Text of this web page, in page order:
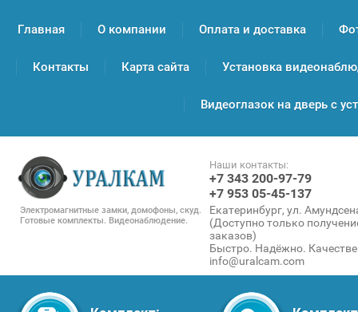
Главная О компании Оплата и доставка
Контакты Карта сайта Установка
Видеоглазок на дверь с
Электромагнитные замки, домофоны, скуд.
Готовые комплекты. Видеонаблюдение.
Наши контакты:
+7 343 200-97-79
+7 953 05-45-137
Екатеринбург, ул.
(Доступно только
заказов)
Быстро. Надёжно.
info@uralcam.com